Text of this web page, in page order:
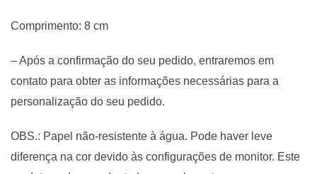
Comprimento: 8 cm
– Após a confirmação do seu pedido, entraremos em
contato para obter as informações necessárias para a
personalização do seu pedido.
OBS.: Papel não-resistente à água. Pode haver leve
diferença na cor devido às configurações de monitor. Este